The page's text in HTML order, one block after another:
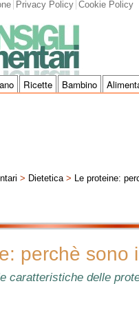
Privacy Policy Cookie Policy
Ricette Bambino
> Dietetica> Le proteine:
perchè sono
caratteristiche delle